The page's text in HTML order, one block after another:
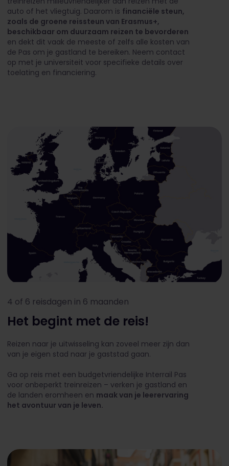
auto of het vliegtuig. Daarom is financiële steun,
zoals de groene reissteun van Erasmus+,
beschikbaar om duurzaam reizen te bevorderen
en dekt dit vaak de meeste of zelfs alle kosten van
de Pas om je gastland te bereiken. Neem contact
op met je universiteit voor specifieke details over
toelating en financiering.
4 of 6 reisdagen in 6 maanden
Het begint met de reis!
Reizen naar je uitwisseling kan zoveel meer zijn dan
van je eigen stad naar je gaststad gaan.
Ga op reis met een budgetvriendelijke Interrail Pas
voor onbeperkt treinreizen – verken je gastland en
de landen eromheen en maak van je leerervaring
het avontuur van je leven.